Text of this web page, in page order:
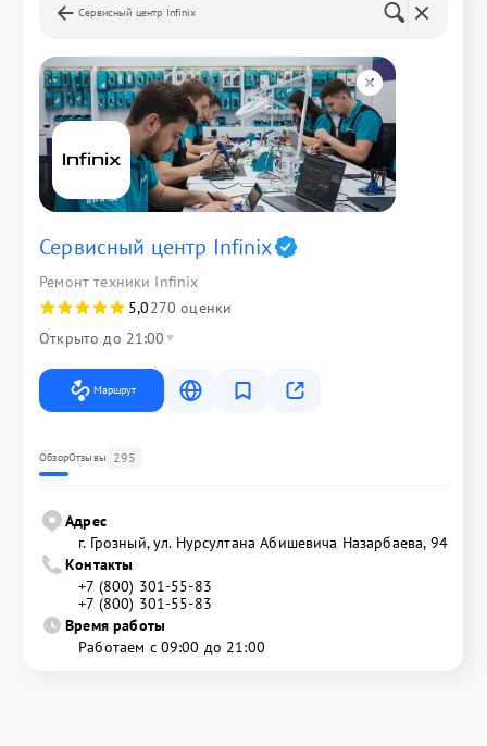
Сервисный центр Infinix
Сервисный центр Infinix
Ремонт техники Infinix
5,0270 оценки
Открыто до 21:00
Маршрут
ОбзорОтзывы 295
Адрес
г. Грозный, ул. Нурсултана Абишевича Назарбаева, 94
Контакты
+7 (800) 301-55-83
+7 (800) 301-55-83
Время работы
Работаем с 09:00 до 21:00